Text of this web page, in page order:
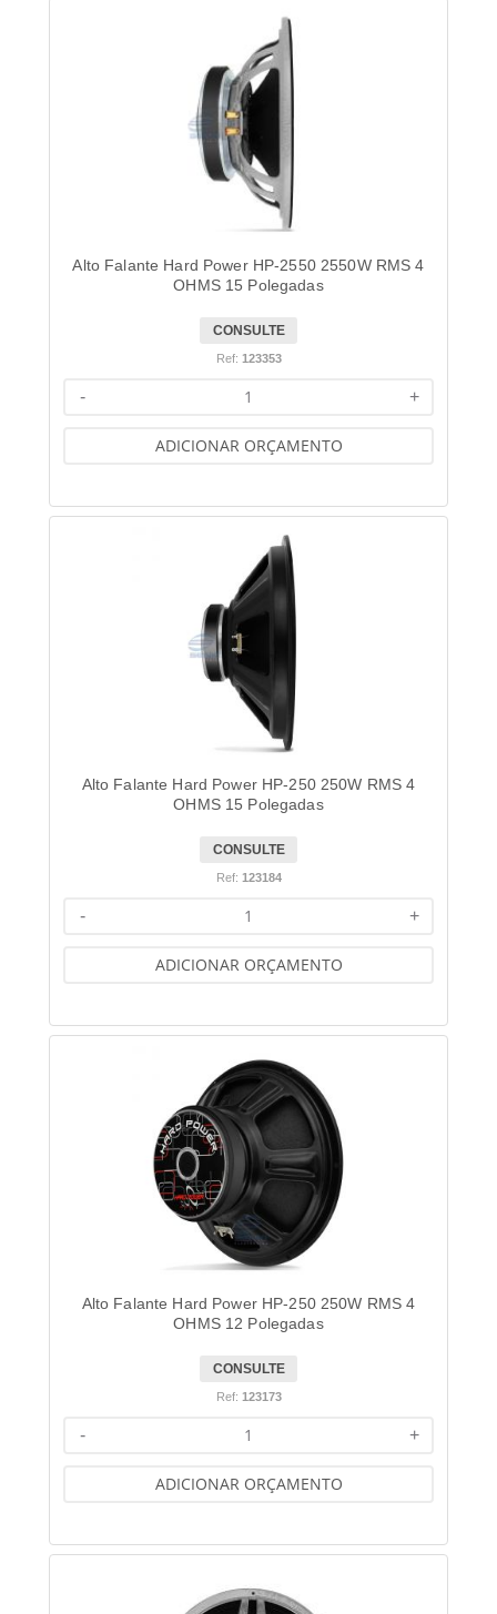
Alto Falante Hard Power HP-2550 2550W RMS 4
OHMS 15 Polegadas
CONSULTE
Ref: 123353
+
-
ADICIONAR ORÇAMENTO
Alto Falante Hard Power HP-250 250W RMS 4
OHMS 15 Polegadas
CONSULTE
Ref: 123184
+
-
ADICIONAR ORÇAMENTO
Alto Falante Hard Power HP-250 250W RMS 4
OHMS 12 Polegadas
CONSULTE
Ref: 123173
+
-
ADICIONAR ORÇAMENTO